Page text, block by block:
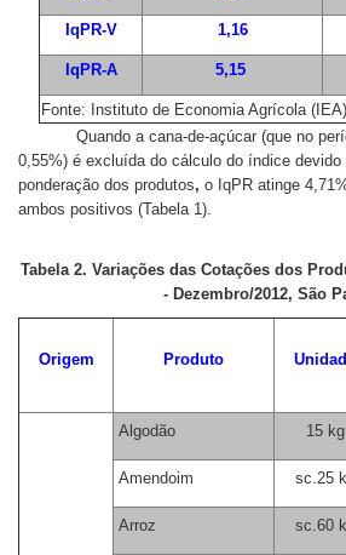
IqPR-V 1,16
IqPR-A 5,15
Fonte: Instituto de Economia Agrícola (IEA).
Quando a cana-de-açúcar (que no
0,55%) é excluída do cálculo do índice
ponderação dos produtos, o IqPR atinge
ambos positivos (Tabela 1).
Tabela 2. Variações das Cotações dos
- Dezembro/2012, São
Origem Produto
Algodão 15 kg
Amendoim sc.25
Arroz sc.60